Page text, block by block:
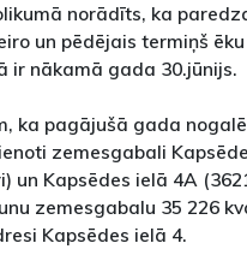
norādīts, ka
un pēdējais termiņš
ir nākamā gada 30.jūnijs.
ka pagājušā gada
zemesgabali
un Kapsēdes ielā 4A
zemesgabalu 35 226
Kapsēdes ielā 4.